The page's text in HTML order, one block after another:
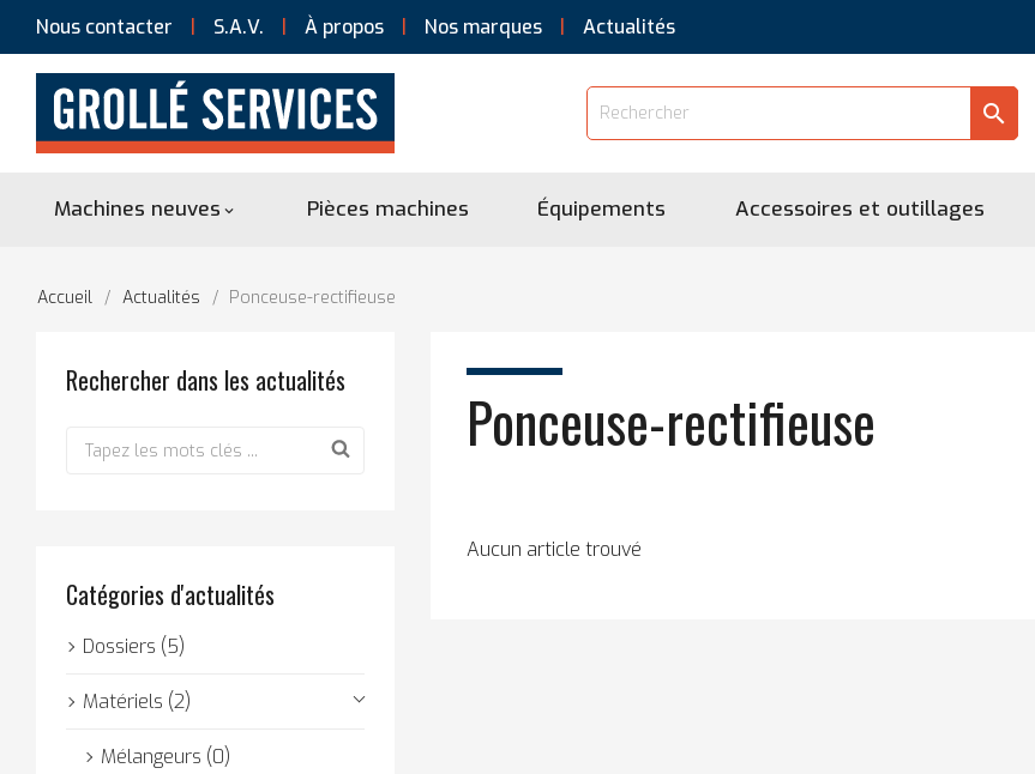
Nous contacter S.A.V. À propos Nos marques Actualités
search
Machines neuves  Pièces machines Équipements Accessoires et outillages
Accueil Actualités Ponceuse-rectifieuse
Rechercher dans les actualités
Catégories d'actualités
Dossiers (5)
Matériels (2)
Mélangeurs (0)
Ponceuse-rectifieuse
Aucun article trouvé